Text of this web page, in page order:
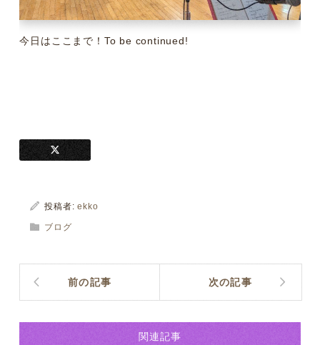
今日はここまで！To be continued!
投稿者:ekko
ブログ
前の記事 次の記事
関連記事